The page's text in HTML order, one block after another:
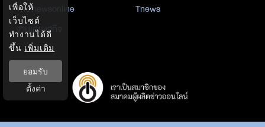
Thainewsonline
Tnews
ฐานเศรษฐกิจ
เพื่อให้
เว็บไซต์
ทำงานได้ดี
ขึ้น เพิ่มเติม
ยอมรับ
ตั้งค่า